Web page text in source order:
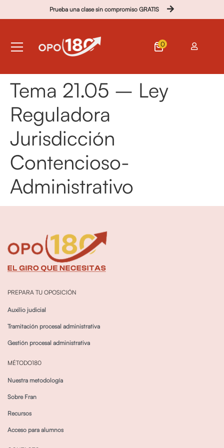
Prueba una clase sin compromiso GRATIS
0
Tema 21.05 – Ley
Reguladora
Jurisdicción
Contencioso-
Administrativo
PREPARA TU OPOSICIÓN
Auxilio judicial
Tramitación procesal administrativa
Gestión procesal administrativa
MÉTODO180
Nuestra metodología
Sobre Fran
Recursos
Acceso para alumnos